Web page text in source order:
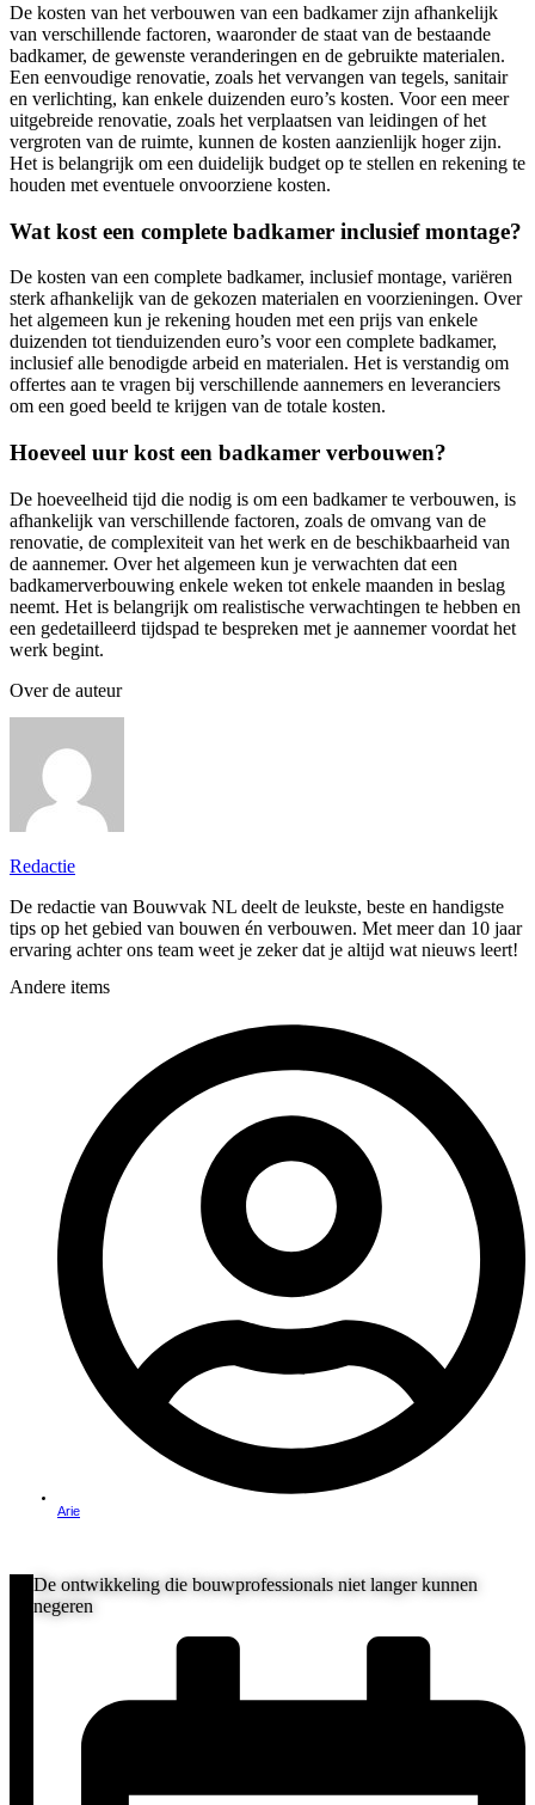
De kosten van het verbouwen van een badkamer zijn afhankelijk
van verschillende factoren, waaronder de staat van de bestaande
badkamer, de gewenste veranderingen en de gebruikte materialen.
Een eenvoudige renovatie, zoals het vervangen van tegels, sanitair
en verlichting, kan enkele duizenden euro’s kosten. Voor een meer
uitgebreide renovatie, zoals het verplaatsen van leidingen of het
vergroten van de ruimte, kunnen de kosten aanzienlijk hoger zijn.
Het is belangrijk om een duidelijk budget op te stellen en rekening te
houden met eventuele onvoorziene kosten.
Wat kost een complete badkamer inclusief montage?
De kosten van een complete badkamer, inclusief montage, variëren
sterk afhankelijk van de gekozen materialen en voorzieningen. Over
het algemeen kun je rekening houden met een prijs van enkele
duizenden tot tienduizenden euro’s voor een complete badkamer,
inclusief alle benodigde arbeid en materialen. Het is verstandig om
offertes aan te vragen bij verschillende aannemers en leveranciers
om een goed beeld te krijgen van de totale kosten.
Hoeveel uur kost een badkamer verbouwen?
De hoeveelheid tijd die nodig is om een badkamer te verbouwen, is
afhankelijk van verschillende factoren, zoals de omvang van de
renovatie, de complexiteit van het werk en de beschikbaarheid van
de aannemer. Over het algemeen kun je verwachten dat een
badkamerverbouwing enkele weken tot enkele maanden in beslag
neemt. Het is belangrijk om realistische verwachtingen te hebben en
een gedetailleerd tijdspad te bespreken met je aannemer voordat het
werk begint.
Over de auteur
Redactie
De redactie van Bouwvak NL deelt de leukste, beste en handigste
tips op het gebied van bouwen én verbouwen. Met meer dan 10 jaar
ervaring achter ons team weet je zeker dat je altijd wat nieuws leert!
Andere items
Arie
De ontwikkeling die bouwprofessionals niet langer kunnen
negeren